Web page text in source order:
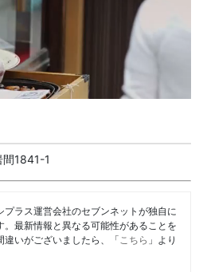
1841-1
プラス運営会社のセブンネットが独自に
最新情報と異なる可能性があることを
違いがございましたら、「 こちら 」より